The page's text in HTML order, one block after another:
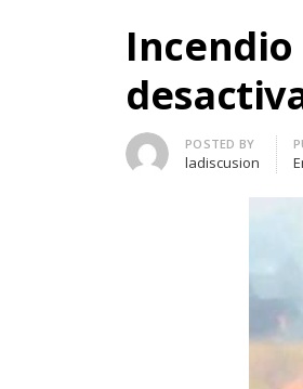
Author
POSTED BY
ladiscusion